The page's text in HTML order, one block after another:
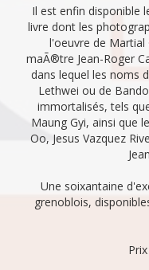
Il est enfin disponible
livre dont les
l'oeuvre de Martial
maÃ®tre Jean-Roger
dans lequel les noms
Lethwei ou de
immortalisés, tels
Maung Gyi, ainsi que
Oo, Jesus Vazquez
Une soixantaine
grenoblois,